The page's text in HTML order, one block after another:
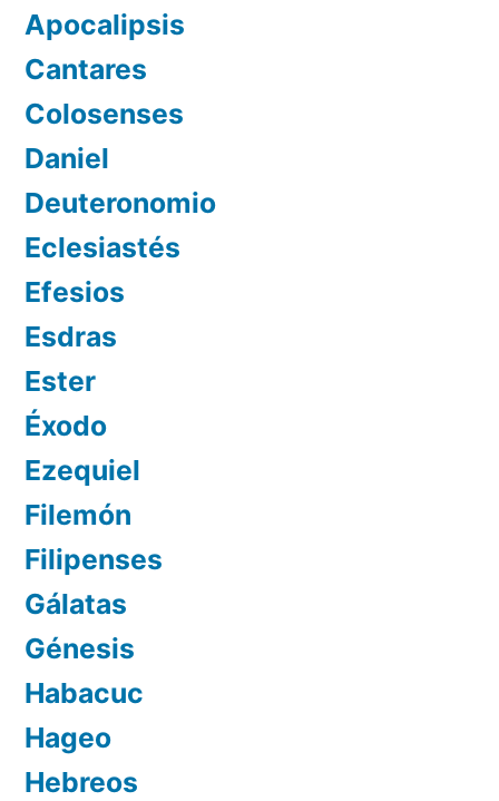
Apocalipsis
Cantares
Colosenses
Daniel
Deuteronomio
Eclesiastés
Efesios
Esdras
Ester
Éxodo
Ezequiel
Filemón
Filipenses
Gálatas
Génesis
Habacuc
Hageo
Hebreos